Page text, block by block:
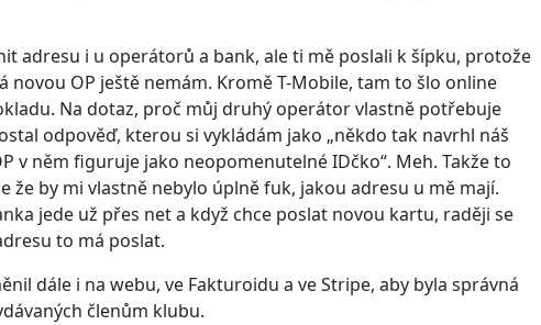
adresu i u operátorů a bank, ale ti mě poslali k šípku, protože
novou OP ještě nemám. Kromě T-Mobile, tam to šlo online
Na dotaz, proč můj druhý operátor vlastně potřebuje
odpověď, kterou si vykládám jako „někdo tak navrhl náš
v něm figuruje jako neopomenutelné IDčko“. Meh. Takže to
že by mi vlastně nebylo úplně fuk, jakou adresu u mě mají.
jede už přes net a když chce poslat novou kartu, raději se
to má poslat.
dále i na webu, ve Fakturoidu a ve Stripe, aby byla správná
členům klubu.